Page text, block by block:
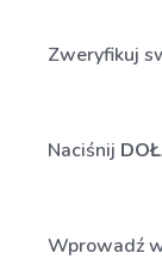
Zweryfikuj
Naciśnij
Wprowadź